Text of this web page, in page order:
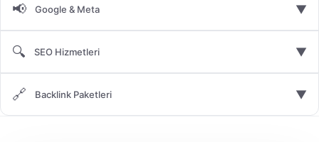
📢 Google & Meta ▼
🔍 SEO Hizmetleri ▼
🔗 Backlink Paketleri ▼